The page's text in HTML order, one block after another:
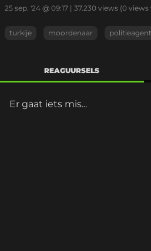
25 sep. '24 @ 09:17 | 37.230 views (0 views
turkije moordenaar
REAGUURSELS
Er gaat iets mis...